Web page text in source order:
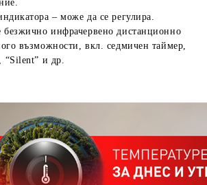
– може да се регулира.
безжично инфрачервено дистанционно
възможности, вкл. седмичен таймер,
и др.